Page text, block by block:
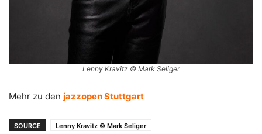
Lenny Kravitz © Mark Seliger
Mehr zu den jazzopen Stuttgart
SOURCE
Lenny Kravitz © Mark Seliger